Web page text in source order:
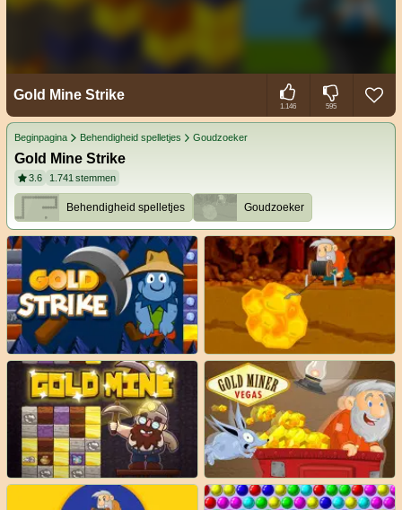
Gold Mine Strike
1.146 595
Beginpagina Behendigheid spelletjes Goudzoeker
Gold Mine Strike
3.6 1.741stemmen
Behendigheid spelletjes Goudzoeker